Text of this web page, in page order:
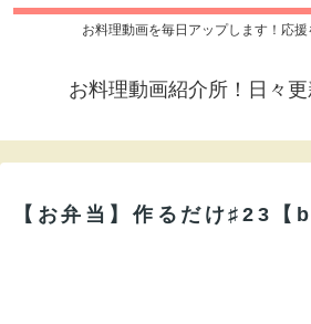
お料理動画を毎日アップします！応援
お料理動画紹介所！日々更
【お弁当】作るだけ♯23【